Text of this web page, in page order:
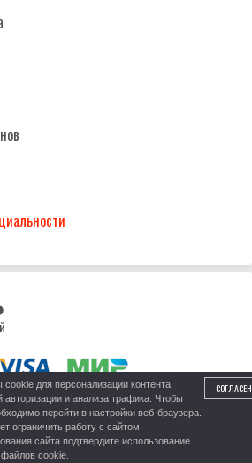
8 (999) 317-52-52
Центральный рынок, пав. 278
для персонализации контента,
авторизации и анализа трафика. Чтобы
перейти в настройки веб-браузера.
ограничить работу с сайтом.
сайта подтвердите использование
файлов cookie.
СОГЛАСЕН